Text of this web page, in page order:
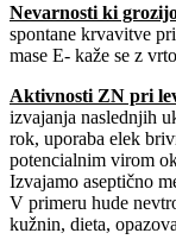
Nevarnosti ki
spontane krvavitve
mase E- kaže se z
Aktivnosti ZN pri
izvajanja naslednjih
rok, uporaba elek
potencialnim virom
Izvajamo aseptično
V primeru hude
kužnin, dieta,